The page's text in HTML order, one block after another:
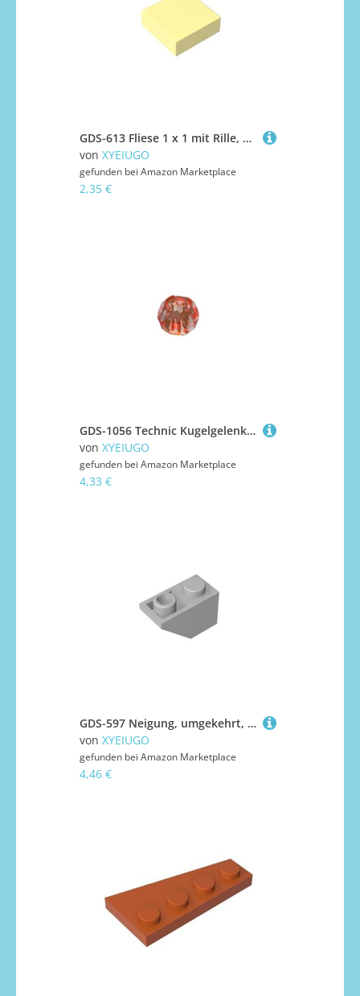
GDS-613 Fliese 1 x 1 mit Rille, 50 Stück, kompatibel mit Lego 3070b 30039 und den wichtigsten Bausteinmarken für MOC, Farbe:Hellgelb 19
von XYEIUGO
gefunden bei Amazon Marketplace
2,35 €
GDS-1056 Technic Kugelgelenk mit durchgehendem Achsloch, 50TE, kompatibel mit Lego 53585 4286267, DIY-Teile und MOC-Komponenten für große Ziegelmarken, Farbe:Transparentes Orange 182
von XYEIUGO
gefunden bei Amazon Marketplace
4,33 €
GDS-597 Neigung, umgekehrt, 45 °, 2x1, 50 Stück, kompatibel mit Lego 3665 DIY-Teilen und MOC-Komponenten für große Ziegelmarken, Farbe:Hellgrau 194
von XYEIUGO
gefunden bei Amazon Marketplace
4,46 €